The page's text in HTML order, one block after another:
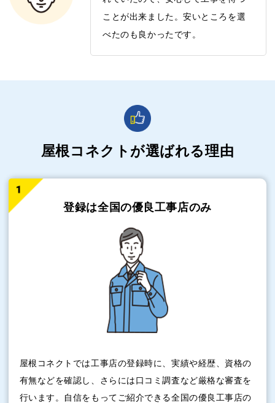
ことが出来ました。安いところを選
べたのも良かったです。
屋根コネクトが選ばれる理由
登録は全国の優良工事店のみ
屋根コネクトでは工事店の登録時に、実績や経歴、資格の
有無などを確認し、さらには口コミ調査など厳格な審査を
行います。自信をもってご紹介できる全国の優良工事店の